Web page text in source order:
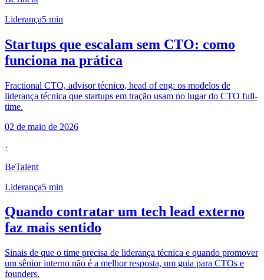
Liderança5 min
Startups que escalam sem CTO: como
funciona na prática
Fractional CTO, advisor técnico, head of eng: os modelos de
liderança técnica que startups em tração usam no lugar do CTO full-
time.
02 de maio de 2026
·
BeTalent
Liderança5 min
Quando contratar um tech lead externo
faz mais sentido
Sinais de que o time precisa de liderança técnica e quando promover
um sênior interno não é a melhor resposta, um guia para CTOs e
founders.